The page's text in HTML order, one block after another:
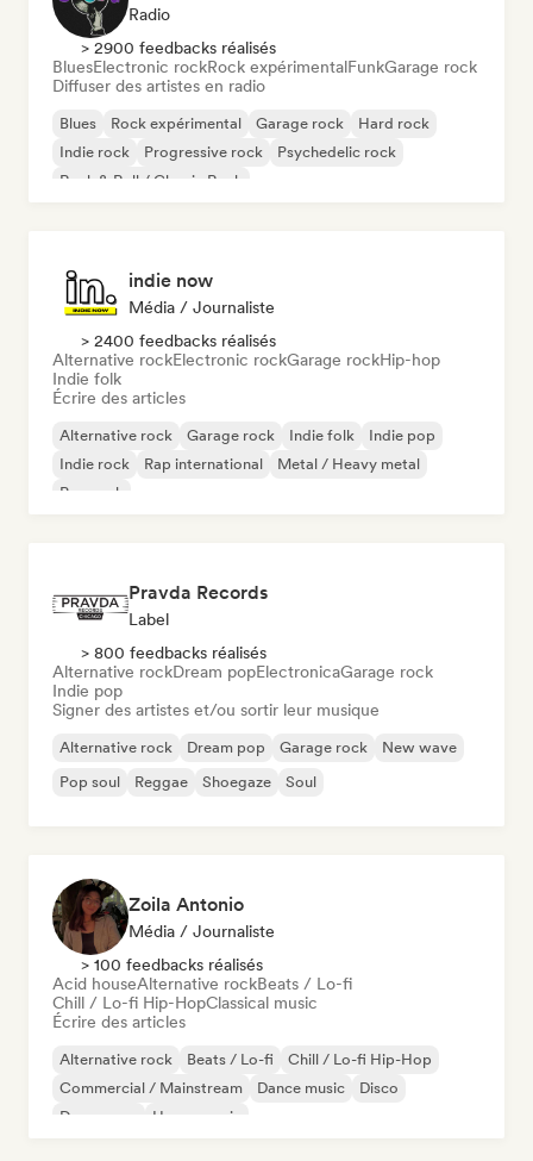
Radio
> 2900 feedbacks réalisés
BluesElectronic rockRock expérimentalFunkGarage rock
Diffuser des artistes en radio
Blues Rock expérimental Garage rock
Hard rock
Indie rock
Progressive rock
Psychedelic rock
Rock & Roll / Classic Rock
indie now
Média / Journaliste
> 2400 feedbacks réalisés
Alternative rockElectronic rockGarage rockHip-hop
Indie folk
Écrire des articles
Alternative rock Garage rock Indie folk
Indie pop
Indie rock
Rap international
Metal / Heavy metal
Pop rock
Pravda Records
Label
> 800 feedbacks réalisés
Alternative rockDream popElectronicaGarage rock
Indie pop
Signer des artistes et/ou sortir leur musique
Alternative rock Dream pop Garage rock
New wave
Pop soul
Reggae Shoegaze Soul
Zoila Antonio
Média / Journaliste
> 100 feedbacks réalisés
Acid houseAlternative rockBeats / Lo-fi
Chill / Lo-fi Hip-HopClassical music
Écrire des articles
Alternative rock Beats / Lo-fi
Chill / Lo-fi Hip-Hop
Commercial / Mainstream
Dance music
Disco
Dream pop
House music